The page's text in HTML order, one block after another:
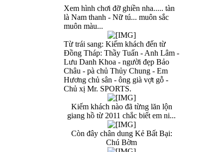
Xem hình chơi đỡ ghiền nha..... tàn
là Nam thanh - Nữ tú... muôn sắc
muôn màu...
Từ trái sang: Kiếm khách đến từ
Đồng Tháp: Thầy Tuấn - Anh Lâm -
Lưu Danh Khoa - người đẹp Bảo
Châu - pà chủ Thủy Chung - Em
Hương chủ sân - ông già vợt gỗ -
Chủ xị Mr. SPORTS.
Kiếm khách nào đã từng lăn lộn
giang hồ từ 2011 chắc biết em ni...
Còn đây chân dung Kẻ Bất Bại:
Chú Bờm